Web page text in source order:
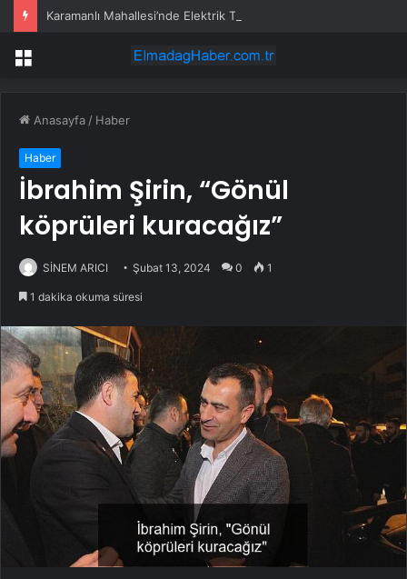
Menü
Anasayfa / Haber
Haber
İbrahim Şirin, “Gönül
köprüleri kuracağız”
SİNEM ARICI Şubat 13, 2024 0 1
1 dakika okuma süresi